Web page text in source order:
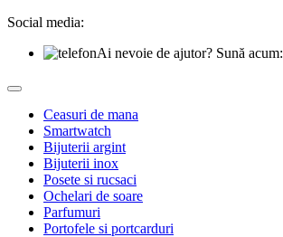
Social media:
Ai nevoie de ajutor? Sună acum:
Ceasuri de mana
Smartwatch
Bijuterii argint
Bijuterii inox
Posete si rucsaci
Ochelari de soare
Parfumuri
Portofele si portcarduri